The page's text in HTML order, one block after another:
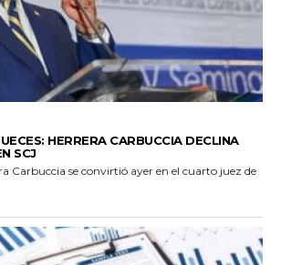
HERRERA CARBUCCIA DECLINA
SCJ
Carbuccia se convirtió ayer en el cuarto juez de